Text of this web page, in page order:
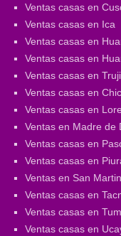
Ventas casas en
Ventas casas en Ica
Ventas casas en
Ventas casas en
Ventas casas en
Ventas casas en
Ventas casas en
Ventas en Madre de
Ventas casas en
Ventas casas en
Ventas en San Martin
Ventas casas en
Ventas casas en
Ventas casas en